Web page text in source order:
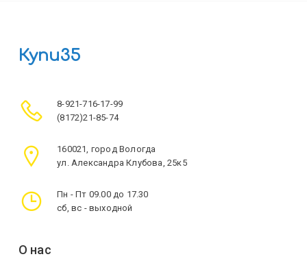
Купи35
8-921-716-17-99
(8172)21-85-74
160021, город Вологда
ул. Александра Клубова, 25к5
Пн - Пт 09.00 до 17.30
сб, вс - выходной
О нас